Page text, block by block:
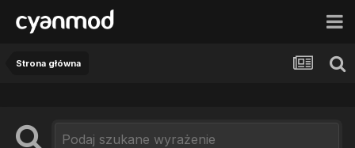
Strona główna